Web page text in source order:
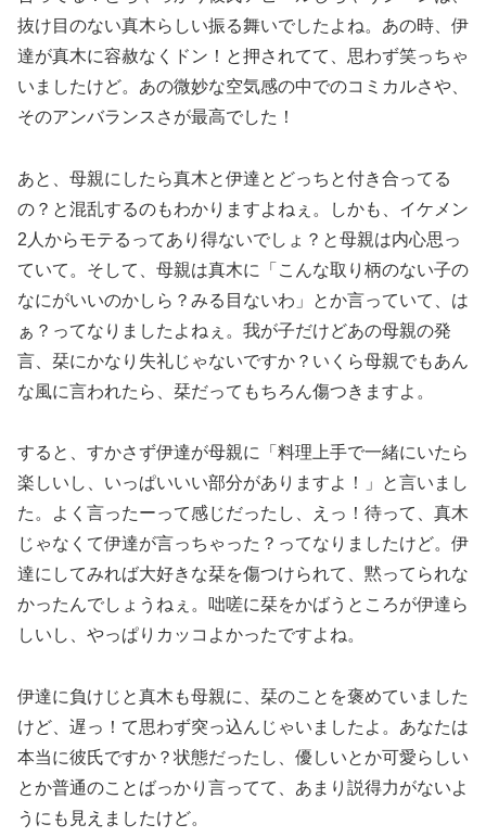
抜け目のない真木らしい振る舞いでしたよね。あの時、伊
達が真木に容赦なくドン！と押されてて、思わず笑っちゃ
いましたけど。あの微妙な空気感の中でのコミカルさや、
そのアンバランスさが最高でした！
あと、母親にしたら真木と伊達とどっちと付き合ってる
の？と混乱するのもわかりますよねぇ。しかも、イケメン
2人からモテるってあり得ないでしょ？と母親は内心思っ
ていて。そして、母親は真木に「こんな取り柄のない子の
なにがいいのかしら？みる目ないわ」とか言っていて、は
ぁ？ってなりましたよねぇ。我が子だけどあの母親の発
言、栞にかなり失礼じゃないですか？いくら母親でもあん
な風に言われたら、栞だってもちろん傷つきますよ。
すると、すかさず伊達が母親に「料理上手で一緒にいたら
楽しいし、いっぱいいい部分がありますよ！」と言いまし
た。よく言ったーって感じだったし、えっ！待って、真木
じゃなくて伊達が言っちゃった？ってなりましたけど。伊
達にしてみれば大好きな栞を傷つけられて、黙ってられな
かったんでしょうねぇ。咄嗟に栞をかばうところが伊達ら
しいし、やっぱりカッコよかったですよね。
伊達に負けじと真木も母親に、栞のことを褒めていました
けど、遅っ！て思わず突っ込んじゃいましたよ。あなたは
本当に彼氏ですか？状態だったし、優しいとか可愛らしい
とか普通のことばっかり言ってて、あまり説得力がないよ
うにも見えましたけど。